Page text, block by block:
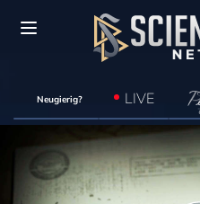
Neugierig? LIVE